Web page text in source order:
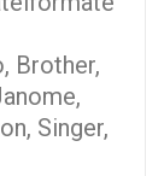
Brother,
Singer,